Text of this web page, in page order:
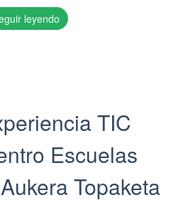
leyendo
TIC
Escuelas
Topaketa